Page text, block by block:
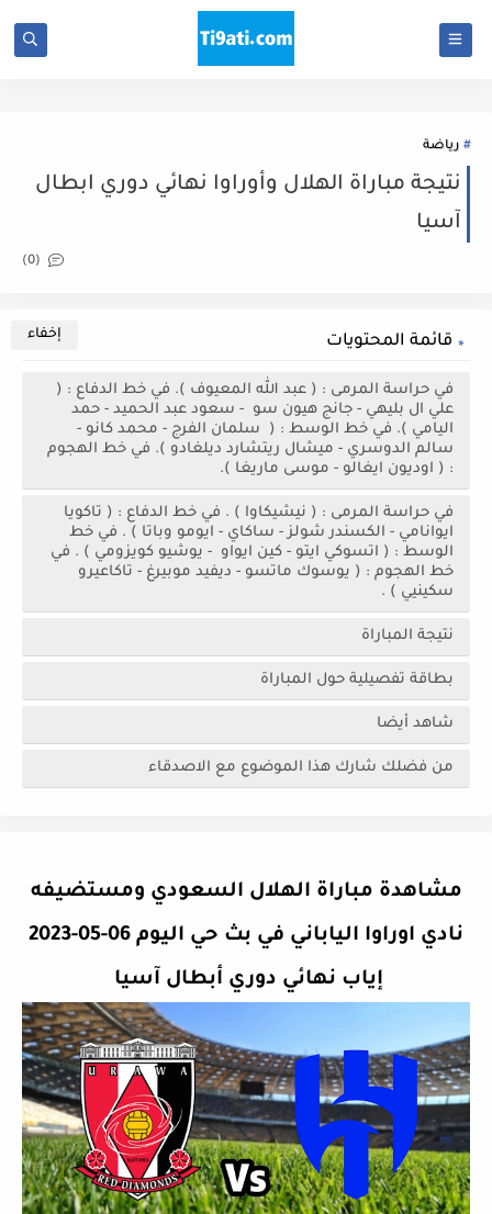
رياضة
نتيجة مباراة الهلال وأوراوا نهائي دوري ابطال
آسيا
(0)
قائمة المحتويات
في حراسة المرمى : ( عبد الله المعيوف ). في خط الدفاع : (
علي ال بليهي - جانج هيون سو - سعود عبد الحميد - حمد
اليامي ). في خط الوسط : ( سلمان الفرج - محمد كانو -
سالم الدوسري - ميشال ريتشارد ديلغادو ). في خط الهجوم
: ( اوديون ايغالو - موسى ماريغا ).
في حراسة المرمى : ( نيشيكاوا ) . في خط الدفاع : ( تاكويا
ايوانامي - الكسندر شولز - ساكاي - ايومو وباتا ) . في خط
الوسط : ( اتسوكي ايتو - كين ايواو - يوشيو كويزومي ) . في
خط الهجوم : ( يوسوك ماتسو - ديفيد موبيرغ - تاكاعيرو
سكينيي ) .
نتيجة المباراة
بطاقة تفصيلية حول المباراة
شاهد أيضا
من فضلك شارك هذا الموضوع مع الاصدقاء
مشاهدة مباراة الهلال السعودي ومستضيفه
نادي اوراوا الياباني في بث حي اليوم 06-05-2023
إياب نهائي دوري أبطال آسيا